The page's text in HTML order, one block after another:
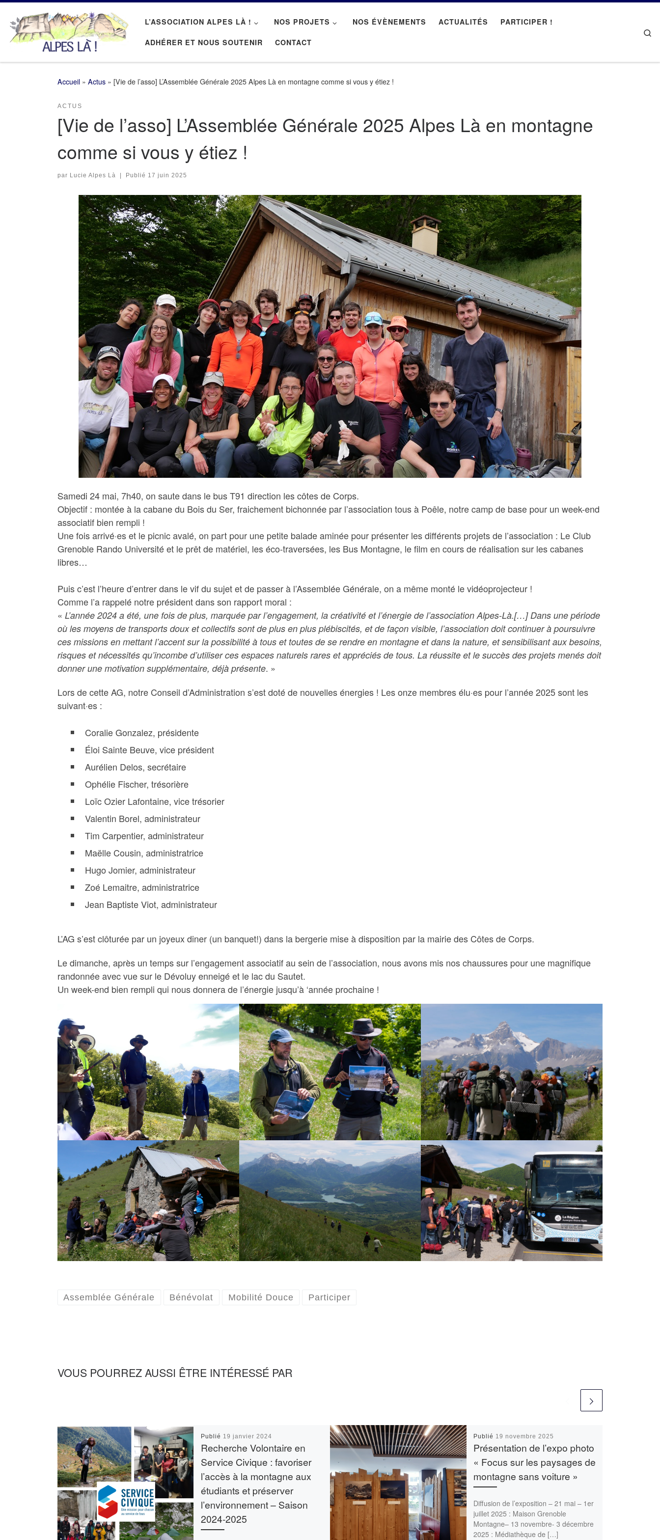
Passer au contenu
L’ASSOCIATION ALPES LÀ ! NOS PROJETS NOS ÉVÈNEMENTS ACTUALITÉS PARTICIPER !
ADHÉRER ET NOUS SOUTENIR CONTACT
Accueil » Actus » [Vie de l’asso] L’Assemblée Générale 2025 Alpes Là en montagne comme si vous y étiez !
ACTUS
[Vie de l’asso] L’Assemblée Générale 2025 Alpes Là en montagne
comme si vous y étiez !
par Lucie Alpes Là Publié 17 juin 2025
Samedi 24 mai, 7h40, on saute dans le bus T91 direction les côtes de Corps.
Objectif : montée à la cabane du Bois du Ser, fraichement bichonnée par l’association tous à Poêle, notre camp de base pour un week-end
associatif bien rempli !
Une fois arrivé·es et le picnic avalé, on part pour une petite balade aminée pour présenter les différents projets de l’association : Le Club
Grenoble Rando Université et le prêt de matériel, les éco-traversées, les Bus Montagne, le film en cours de réalisation sur les cabanes
libres…
Puis c’est l’heure d’entrer dans le vif du sujet et de passer à l’Assemblée Générale, on a même monté le vidéoprojecteur !
Comme l’a rappelé notre président dans son rapport moral :
« L’année 2024 a été, une fois de plus, marquée par l’engagement, la créativité et l’énergie de l’association Alpes-Là.[…] Dans une période
où les moyens de transports doux et collectifs sont de plus en plus plébiscités, et de façon visible, l’association doit continuer à poursuivre
ces missions en mettant l’accent sur la possibilité à tous et toutes de se rendre en montagne et dans la nature, et sensibilisant aux besoins,
risques et nécessités qu’incombe d’utiliser ces espaces naturels rares et appréciés de tous. La réussite et le succès des projets menés doit
donner une motivation supplémentaire, déjà présente. »
Lors de cette AG, notre Conseil d’Administration s’est doté de nouvelles énergies ! Les onze membres élu·es pour l’année 2025 sont les
suivant·es :
Coralie Gonzalez, présidente
Éloi Sainte Beuve, vice président
Aurélien Delos, secrétaire
Ophélie Fischer, trésorière
Loïc Ozier Lafontaine, vice trésorier
Valentin Borel, administrateur
Tim Carpentier, administrateur
Maëlle Cousin, administratrice
Hugo Jomier, administrateur
Zoé Lemaitre, administratrice
Jean Baptiste Viot, administrateur
L’AG s’est clôturée par un joyeux diner (un banquet!) dans la bergerie mise à disposition par la mairie des Côtes de Corps.
Le dimanche, après un temps sur l’engagement associatif au sein de l’association, nous avons mis nos chaussures pour une magnifique
randonnée avec vue sur le Dévoluy enneigé et le lac du Sautet.
Un week-end bien rempli qui nous donnera de l’énergie jusqu’à ‘année prochaine !
Assemblée Générale Bénévolat Mobilité Douce Participer
VOUS POURREZ AUSSI ÊTRE INTÉRESSÉ PAR
Publié 19 janvier 2024
Recherche Volontaire en
Service Civique : favoriser
l’accès à la montagne aux
étudiants et préserver
l’environnement – Saison
2024-2025
Publié 19 novembre 2025
Présentation de l’expo photo
« Focus sur les paysages de
montagne sans voiture »
Diffusion de l’exposition – 21 mai – 1er
juillet 2025 : Maison Grenoble
Montagne– 13 novembre- 3 décembre
2025 : Médiathèque de […]